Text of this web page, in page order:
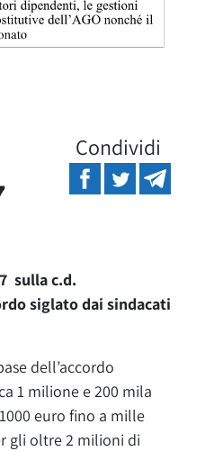
Condividi
sulla c.d.
siglato dai sindacati
dell’accordo
1 milione e 200 mila
euro fino a mille
gli oltre 2 milioni di